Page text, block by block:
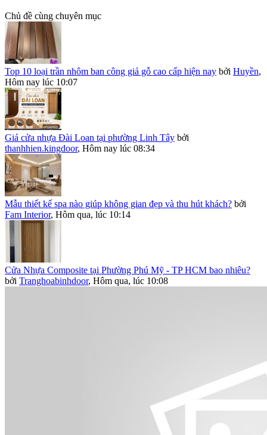
Chủ đề cùng chuyên mục
Top 10 loại trần nhôm ban công giả gỗ cao cấp hiện nay bởi Huyền,
Hôm nay lúc 10:07
Giá cửa nhựa Đài Loan tại phường Linh Tây bởi
thanhhien.kingdoor, Hôm nay lúc 08:34
Mẫu thiết kế spa nào giúp không gian đẹp và thu hút khách? bởi
Fam Interior, Hôm qua, lúc 10:14
Cửa Nhựa Composite tại Phường Phú Mỹ - TP HCM bao nhiêu?
bởi Tranghoabinhdoor, Hôm qua, lúc 10:08